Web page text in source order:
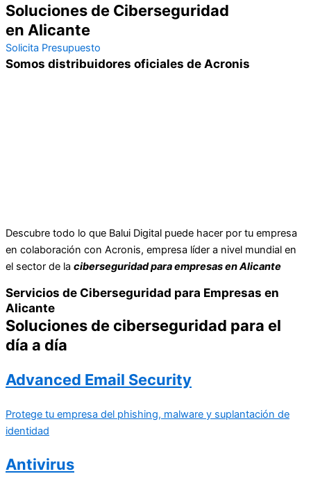
Soluciones de Ciberseguridad
en Alicante
Solicita Presupuesto
Somos distribuidores oficiales de Acronis
Descubre todo lo que Balui Digital puede hacer por tu empresa
en colaboración con Acronis, empresa líder a nivel mundial en
el sector de la ciberseguridad para empresas en Alicante
Servicios de Ciberseguridad para Empresas en
Alicante
Soluciones de ciberseguridad para el
día a día
Advanced Email Security
Protege tu empresa del phishing, malware y suplantación de
identidad
Antivirus